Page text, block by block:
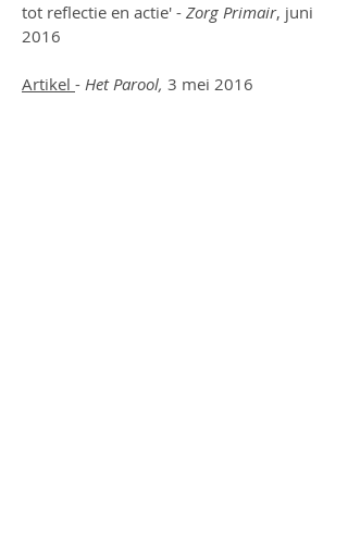
tot reflectie en actie' - Zorg Primair, juni
2016
Artikel - Het Parool, 3 mei 2016